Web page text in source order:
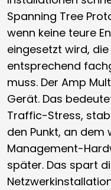
Spanning Tree
wenn keine teure
eingesetzt wird,
entsprechend
muss. Der Amp
Gerät. Das
Traffic-Stress,
den Punkt, an dem
Management-
später. Das spart